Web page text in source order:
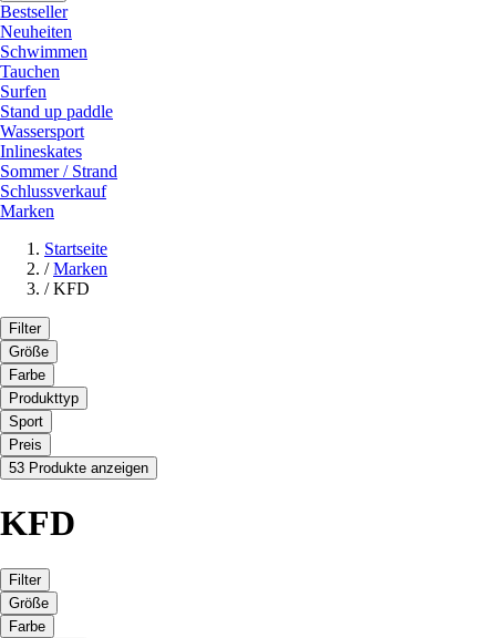
Bestseller
Neuheiten
Schwimmen
Tauchen
Surfen
Stand up paddle
Wassersport
Inlineskates
Sommer / Strand
Schlussverkauf
Marken
Startseite
/ Marken
/ KFD
Filter
Größe
Farbe
Produkttyp
Sport
Preis
53 Produkte anzeigen
KFD
Filter
Größe
Farbe